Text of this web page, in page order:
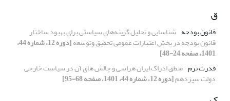
ق
قانون بودجه شناسایی و تحلیل گزینه‌های سیاستی برای بهبود ساختار
قانون بودجه در بخش اعتبارات عمومی تحقیق ‏وتوسعه [دوره 12، شماره 44،
1401، صفحه 24-48]
قدرت نرم منطق ادراک ایران هراسی و چالش های آن در سیاست خارجی
دولت سیزدهم[دوره 12، شماره 44، 1401، صفحه 68-95]